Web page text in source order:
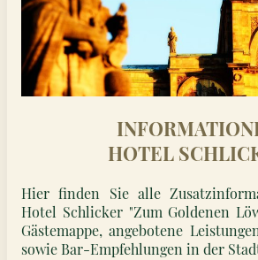
HOTEL
Hier finden Sie alle
Hotel Schlicker "Zum Goldenen
Gästemappe, angebotene
sowie Bar-Empfehlungen in der